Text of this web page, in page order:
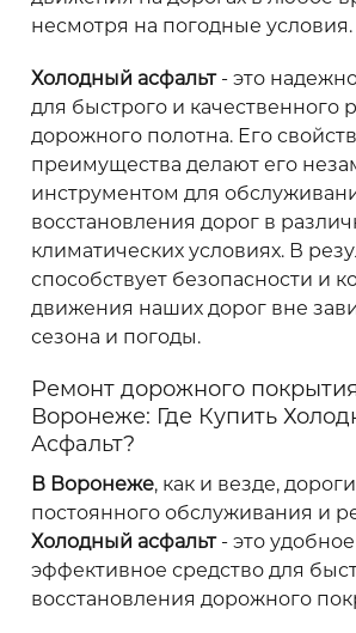
несмотря на погодные условия.
Холодный асфальт- это
для быстрого и качественного
дорожного полотна. Его
преимущества делают его
инструментом для
восстановления дорог в
климатических условиях. В
способствует безопасности и
движения наших дорог вне
сезона и погоды.
Ремонт дорожного
Воронеже: Где Купить
Асфальт?
В Воронеже, как и везде,
постоянного обслуживания и
Холодный асфальт- это
эффективное средство для
восстановления дорожного